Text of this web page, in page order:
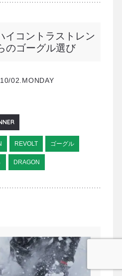
イコントラストレン
のゴーグル選び
02.MONDAY
REVOLT ゴーグル
DRAGON